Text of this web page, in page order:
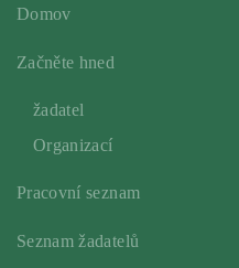
Domov
Začněte hned
žadatel
Organizací
Pracovní seznam
Seznam žadatelů